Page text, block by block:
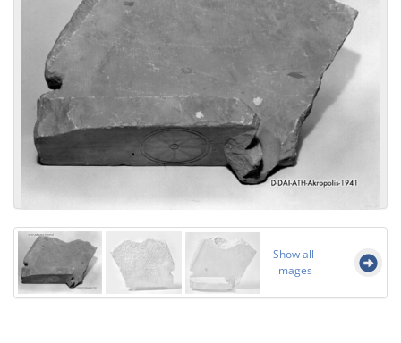
Show all
images